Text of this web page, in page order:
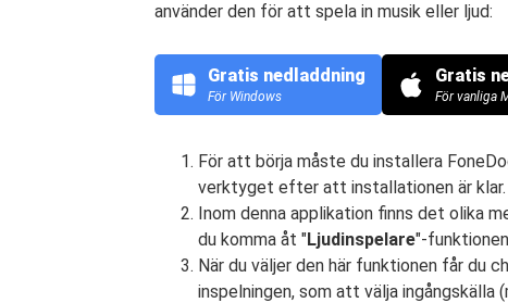
använder den för att spela in musik eller ljud:
Gratis nedladdning
För Windows
Gratis
För vanliga
För att börja måste du installera
verktyget efter att installationen är klar.
Inom denna applikation finns det olika
du komma åt "Ljudinspelare"-
När du väljer den här funktionen får du
inspelningen, som att välja